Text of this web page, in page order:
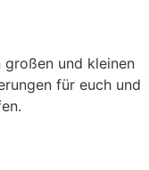
und kleinen
für euch und